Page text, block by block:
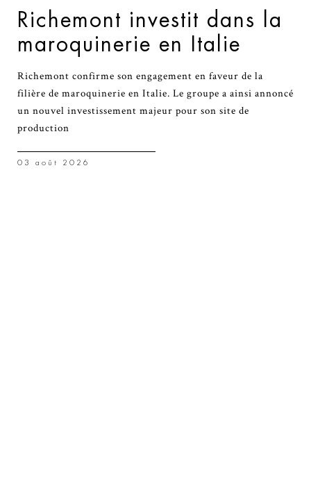
Richemont investit dans la
maroquinerie en Italie
Richemont confirme son engagement en faveur de la
filière de maroquinerie en Italie. Le groupe a ainsi annoncé
un nouvel investissement majeur pour son site de
production
03 août 2026